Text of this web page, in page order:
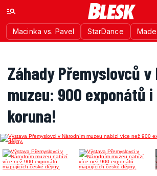
Macinka vs. Pavel StarDance
Záhady Přemyslovců v
muzeu: 900 exponátů
koruna!